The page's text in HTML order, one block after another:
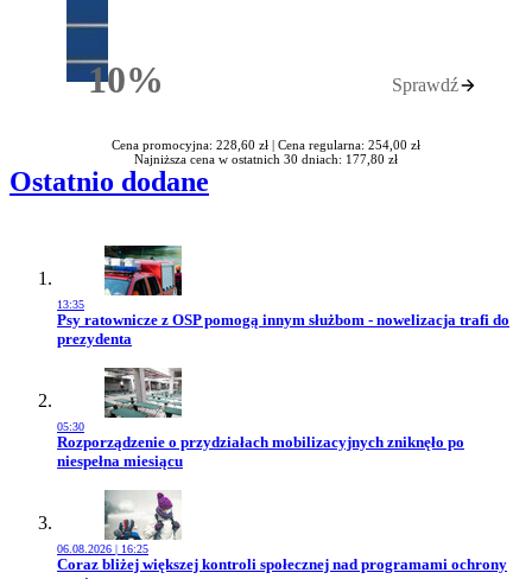
10%Rabatu Sprawdź
Cena promocyjna: 228,60 zł | Cena regularna: 254,00 zł
Najniższa cena w ostatnich 30 dniach: 177,80 zł
Ostatnio dodane
13:35
Przejdź do artykułu:
Psy ratownicze z OSP pomogą innym służbom - nowelizacja trafi do
prezydenta
05:30
Przejdź do artykułu:
Rozporządzenie o przydziałach mobilizacyjnych zniknęło po
niespełna miesiącu
06.08.2026 | 16:25
Przejdź do artykułu:
Coraz bliżej większej kontroli społecznej nad programami ochrony